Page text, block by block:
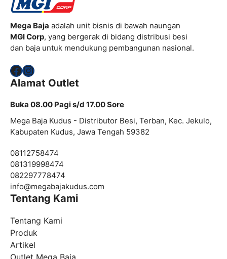
Mega Baja adalah unit bisnis di bawah naungan
MGI Corp, yang bergerak di bidang distribusi besi
dan baja untuk mendukung pembangunan nasional.
Facebook
Instagram
Alamat Outlet
Buka 08.00 Pagi s/d 17.00 Sore
Mega Baja Kudus - Distributor Besi, Terban, Kec. Jekulo,
Kabupaten Kudus, Jawa Tengah 59382
08112758474
081319998474
082297778474
info@megabajakudus.com
Tentang Kami
Tentang Kami
Produk
Artikel